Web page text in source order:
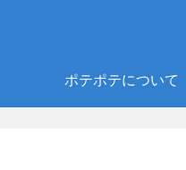
ポテポテについて